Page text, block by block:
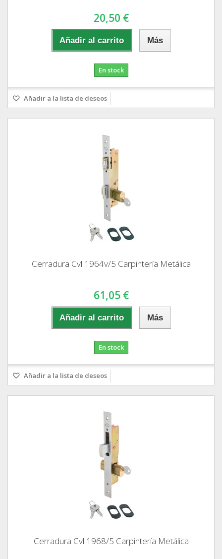
20,50 €
Añadir al carrito Más
En stock
Añadir a la lista de deseos
Cerradura Cvl 1964v/5 Carpintería Metálica
61,05 €
Añadir al carrito Más
En stock
Añadir a la lista de deseos
Cerradura Cvl 1968/5 Carpintería Metálica